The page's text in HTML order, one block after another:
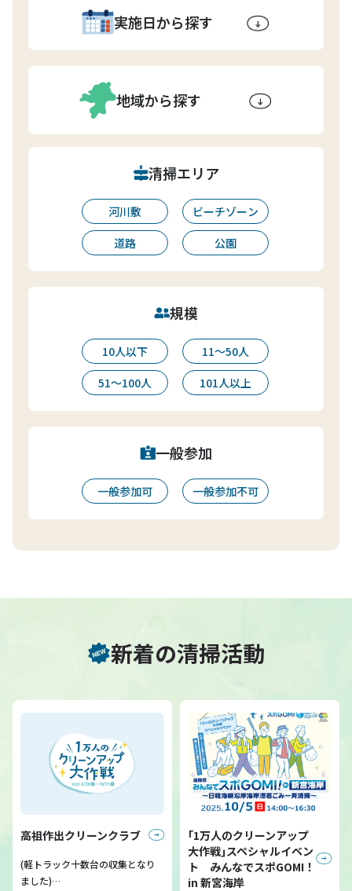
実施日から探す
地域から探す
清掃エリア
河川敷
ビーチゾーン
道路
公園
規模
10人以下
11〜50人
51〜100人
101人以上
一般参加
一般参加可 一般参加不可
新着の清掃活動
高祖作出クリーンクラブ
(軽トラック十数台の収集となり
ました)…
｢1万人のクリーンアップ
大作戦｣スペシャルイベン
ト みんなでスポGOMI！
in 新宮海岸